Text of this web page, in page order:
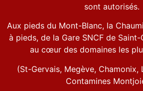
sont autorisés.
Aux pieds du Mont-Blanc, la
à pieds, de la Gare SNCF de
au cœur des domaines les
(St-Gervais, Megève, Chamonix,
Contamines